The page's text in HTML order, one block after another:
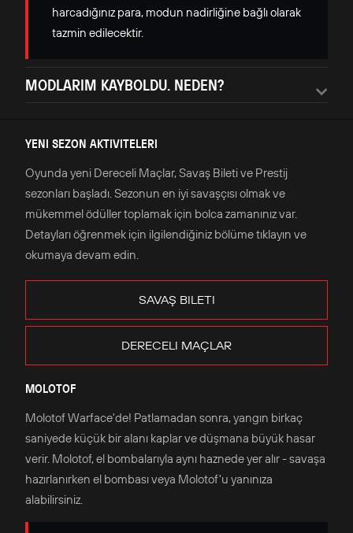
harcadığınız para, modun nadirliğine bağlı olarak
tazmin edilecektir.
MODLARIM KAYBOLDU. NEDEN?
YENI SEZON AKTIVITELERI
Oyunda yeni Dereceli Maçlar, Savaş Bileti ve Prestij
sezonları başladı. Sezonun en iyi savaşçısı olmak ve
mükemmel ödüller toplamak için bolca zamanınız var.
Detayları öğrenmek için ilgilendiğiniz bölüme tıklayın ve
okumaya devam edin.
SAVAŞ BILETI
DERECELI MAÇLAR
MOLOTOF
Molotof Warface'de! Patlamadan sonra, yangın birkaç
saniyede küçük bir alanı kaplar ve düşmana büyük hasar
verir. Molotof, el bombalarıyla aynı haznede yer alır - savaşa
hazırlanırken el bombası veya Molotof'u yanınıza
alabilirsiniz.